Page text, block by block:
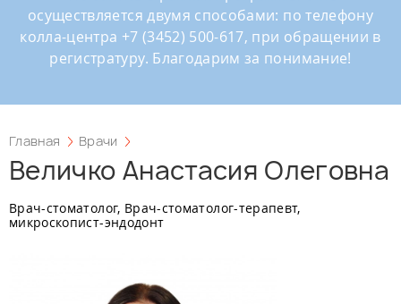
осуществляется двумя способами: по телефону
колла-центра +7 (3452) 500-617, при обращении в
регистратуру. Благодарим за понимание!
Главная Врачи
Величко Анастасия Олеговна
Врач-стоматолог, Врач-стоматолог-терапевт,
микроскопист-эндодонт